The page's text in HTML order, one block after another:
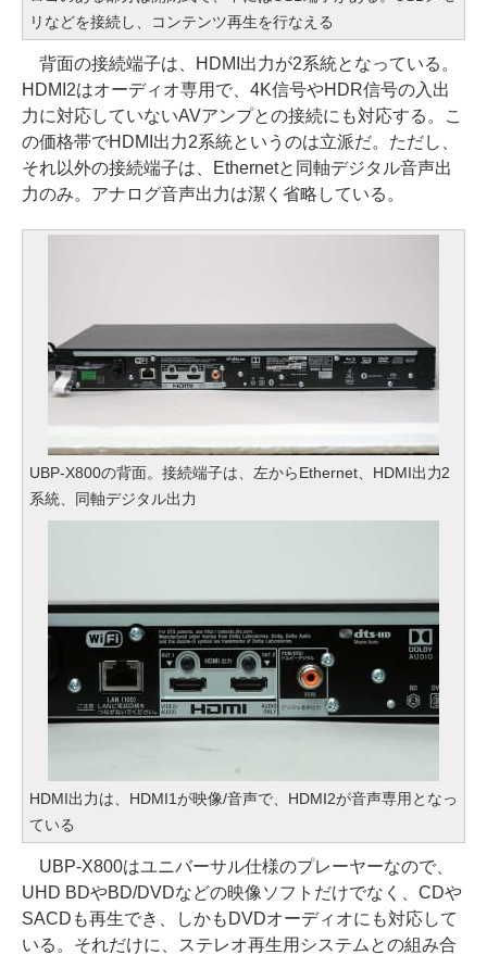
リなどを接続し、コンテンツ再生を行なえる
背面の接続端子は、HDMI出力が2系統となっている。
HDMI2はオーディオ専用で、4K信号やHDR信号の入出
力に対応していないAVアンプとの接続にも対応する。こ
の価格帯でHDMI出力2系統というのは立派だ。ただし、
それ以外の接続端子は、Ethernetと同軸デジタル音声出
力のみ。アナログ音声出力は潔く省略している。
UBP-X800の背面。接続端子は、左からEthernet、HDMI出力2
系統、同軸デジタル出力
HDMI出力は、HDMI1が映像/音声で、HDMI2が音声専用となっ
ている
UBP-X800はユニバーサル仕様のプレーヤーなので、
UHD BDやBD/DVDなどの映像ソフトだけでなく、CDや
SACDも再生でき、しかもDVDオーディオにも対応して
いる。それだけに、ステレオ再生用システムとの組み合